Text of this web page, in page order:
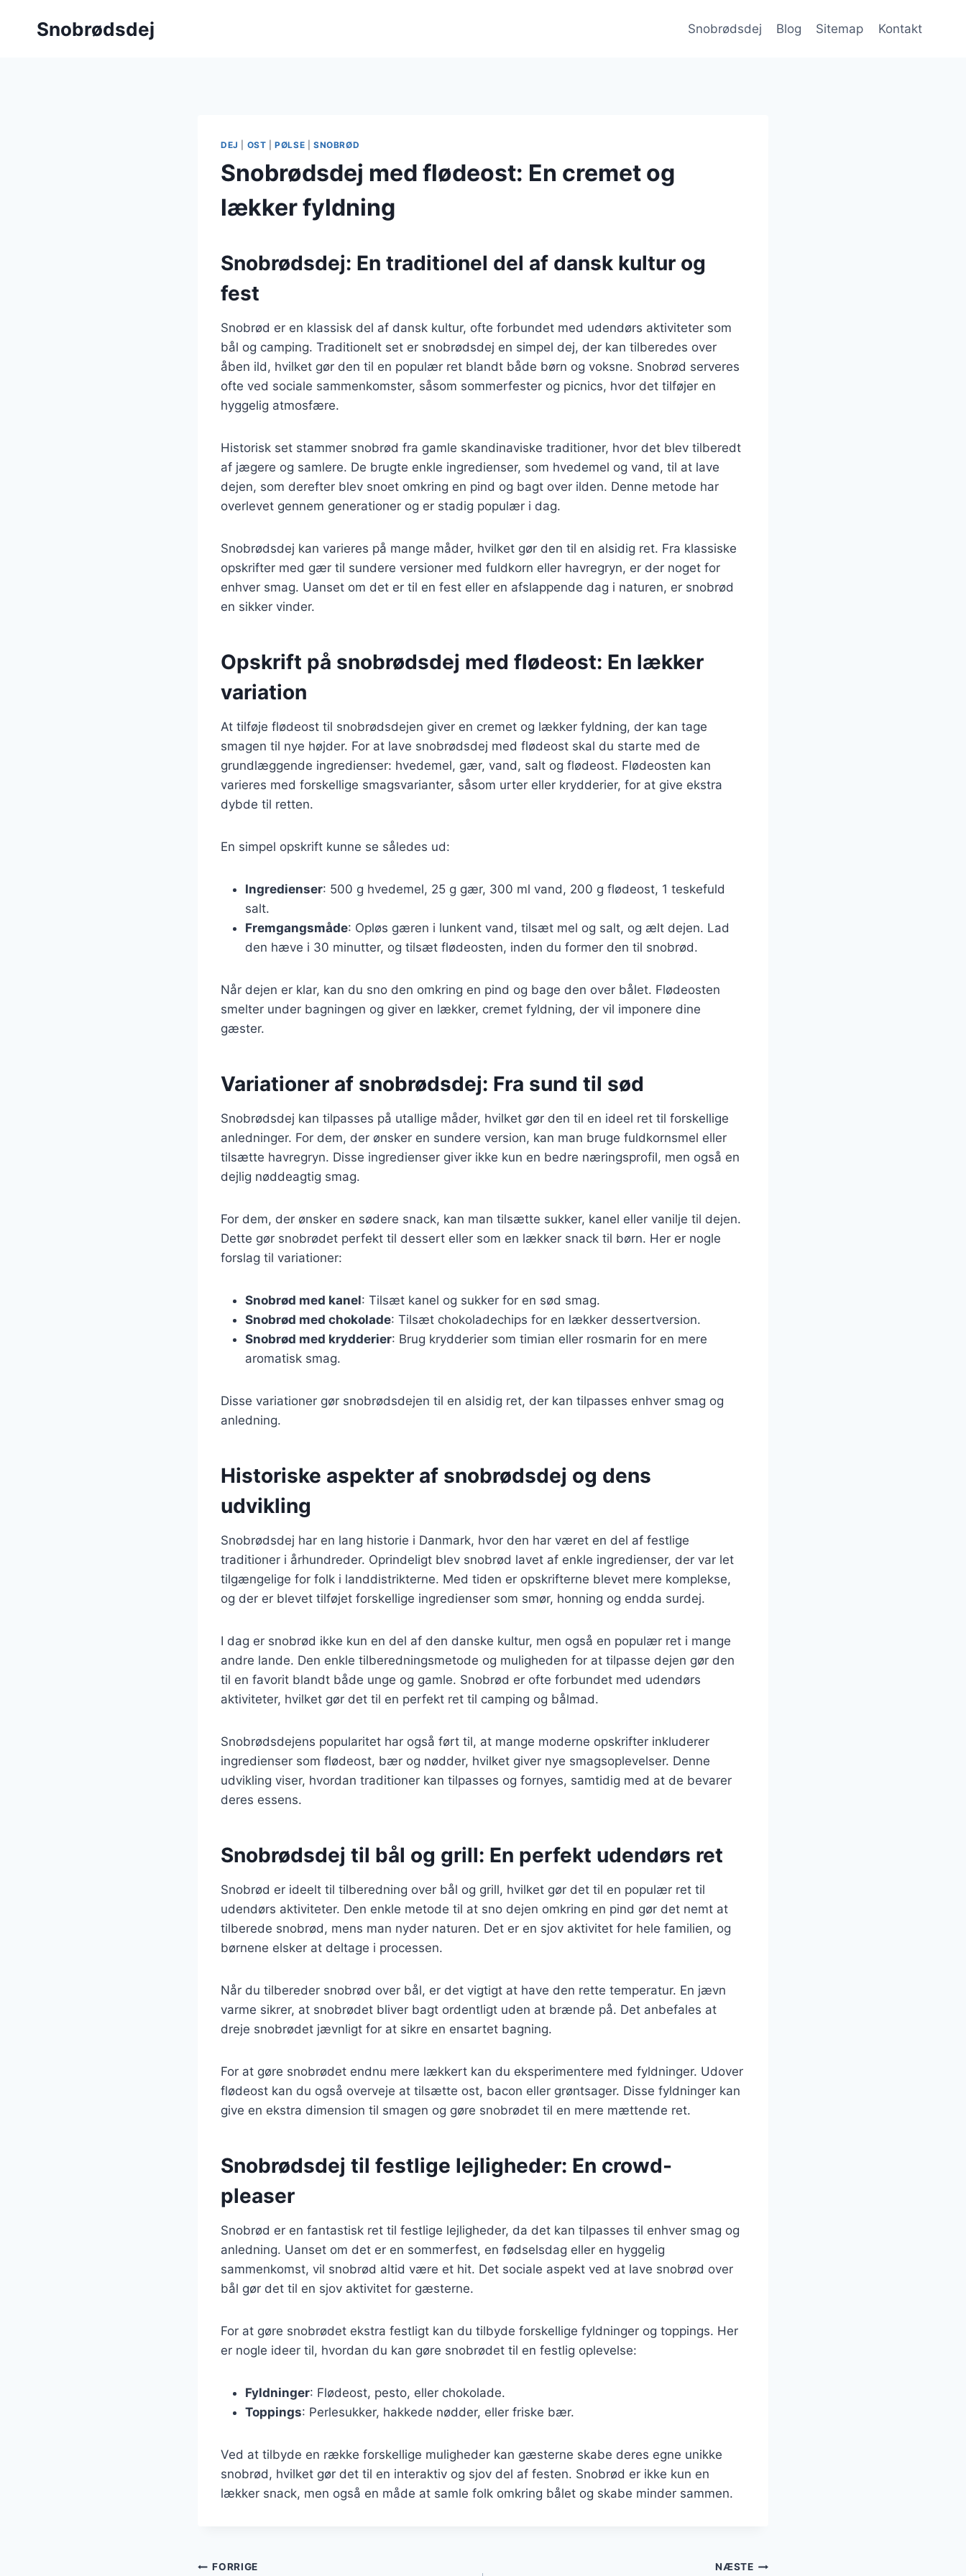
Snobrødsdej Snobrødsdej Blog Sitemap Kontakt
DEJ OST |PØLSE SNOBRØD
Snobrødsdej med flødeost: En cremet og
lækker fyldning
Snobrødsdej: En traditionel del af dansk kultur og
fest
Snobrød er en klassisk del af dansk kultur, ofte forbundet med udendørs aktiviteter som
bål og camping. Traditionelt set er snobrødsdej en simpel dej, der kan tilberedes over
åben ild, hvilket gør den til en populær ret blandt både børn og voksne. Snobrød serveres
ofte ved sociale sammenkomster, såsom sommerfester og picnics, hvor det tilføjer en
hyggelig atmosfære.
Historisk set stammer snobrød fra gamle skandinaviske traditioner, hvor det blev tilberedt
af jægere og samlere. De brugte enkle ingredienser, som hvedemel og vand, til at lave
dejen, som derefter blev snoet omkring en pind og bagt over ilden. Denne metode har
overlevet gennem generationer og er stadig populær i dag.
Snobrødsdej kan varieres på mange måder, hvilket gør den til en alsidig ret. Fra klassiske
opskrifter med gær til sundere versioner med fuldkorn eller havregryn, er der noget for
enhver smag. Uanset om det er til en fest eller en afslappende dag i naturen, er snobrød
en sikker vinder.
Opskrift på snobrødsdej med flødeost: En lækker
variation
At tilføje flødeost til snobrødsdejen giver en cremet og lækker fyldning, der kan tage
smagen til nye højder. For at lave snobrødsdej med flødeost skal du starte med de
grundlæggende ingredienser: hvedemel, gær, vand, salt og flødeost. Flødeosten kan
varieres med forskellige smagsvarianter, såsom urter eller krydderier, for at give ekstra
dybde til retten.
En simpel opskrift kunne se således ud:
Ingredienser: 500 g hvedemel, 25 g gær, 300 ml vand, 200 g flødeost, 1 teskefuld
salt.
Fremgangsmåde: Opløs gæren i lunkent vand, tilsæt mel og salt, og ælt dejen. Lad
den hæve i 30 minutter, og tilsæt flødeosten, inden du former den til snobrød.
Når dejen er klar, kan du sno den omkring en pind og bage den over bålet. Flødeosten
smelter under bagningen og giver en lækker, cremet fyldning, der vil imponere dine
gæster.
Variationer af snobrødsdej: Fra sund til sød
Snobrødsdej kan tilpasses på utallige måder, hvilket gør den til en ideel ret til forskellige
anledninger. For dem, der ønsker en sundere version, kan man bruge fuldkornsmel eller
tilsætte havregryn. Disse ingredienser giver ikke kun en bedre næringsprofil, men også en
dejlig nøddeagtig smag.
For dem, der ønsker en sødere snack, kan man tilsætte sukker, kanel eller vanilje til dejen.
Dette gør snobrødet perfekt til dessert eller som en lækker snack til børn. Her er nogle
forslag til variationer:
Snobrød med kanel: Tilsæt kanel og sukker for en sød smag.
Snobrød med chokolade: Tilsæt chokoladechips for en lækker dessertversion.
Snobrød med krydderier: Brug krydderier som timian eller rosmarin for en mere
aromatisk smag.
Disse variationer gør snobrødsdejen til en alsidig ret, der kan tilpasses enhver smag og
anledning.
Historiske aspekter af snobrødsdej og dens
udvikling
Snobrødsdej har en lang historie i Danmark, hvor den har været en del af festlige
traditioner i århundreder. Oprindeligt blev snobrød lavet af enkle ingredienser, der var let
tilgængelige for folk i landdistrikterne. Med tiden er opskrifterne blevet mere komplekse,
og der er blevet tilføjet forskellige ingredienser som smør, honning og endda surdej.
I dag er snobrød ikke kun en del af den danske kultur, men også en populær ret i mange
andre lande. Den enkle tilberedningsmetode og muligheden for at tilpasse dejen gør den
til en favorit blandt både unge og gamle. Snobrød er ofte forbundet med udendørs
aktiviteter, hvilket gør det til en perfekt ret til camping og bålmad.
Snobrødsdejens popularitet har også ført til, at mange moderne opskrifter inkluderer
ingredienser som flødeost, bær og nødder, hvilket giver nye smagsoplevelser. Denne
udvikling viser, hvordan traditioner kan tilpasses og fornyes, samtidig med at de bevarer
deres essens.
Snobrødsdej til bål og grill: En perfekt udendørs ret
Snobrød er ideelt til tilberedning over bål og grill, hvilket gør det til en populær ret til
udendørs aktiviteter. Den enkle metode til at sno dejen omkring en pind gør det nemt at
tilberede snobrød, mens man nyder naturen. Det er en sjov aktivitet for hele familien, og
børnene elsker at deltage i processen.
Når du tilbereder snobrød over bål, er det vigtigt at have den rette temperatur. En jævn
varme sikrer, at snobrødet bliver bagt ordentligt uden at brænde på. Det anbefales at
dreje snobrødet jævnligt for at sikre en ensartet bagning.
For at gøre snobrødet endnu mere lækkert kan du eksperimentere med fyldninger. Udover
flødeost kan du også overveje at tilsætte ost, bacon eller grøntsager. Disse fyldninger kan
give en ekstra dimension til smagen og gøre snobrødet til en mere mættende ret.
Snobrødsdej til festlige lejligheder: En crowd-
pleaser
Snobrød er en fantastisk ret til festlige lejligheder, da det kan tilpasses til enhver smag og
anledning. Uanset om det er en sommerfest, en fødselsdag eller en hyggelig
sammenkomst, vil snobrød altid være et hit. Det sociale aspekt ved at lave snobrød over
bål gør det til en sjov aktivitet for gæsterne.
For at gøre snobrødet ekstra festligt kan du tilbyde forskellige fyldninger og toppings. Her
er nogle ideer til, hvordan du kan gøre snobrødet til en festlig oplevelse:
Fyldninger: Flødeost, pesto, eller chokolade.
Toppings: Perlesukker, hakkede nødder, eller friske bær.
Ved at tilbyde en række forskellige muligheder kan gæsterne skabe deres egne unikke
snobrød, hvilket gør det til en interaktiv og sjov del af festen. Snobrød er ikke kun en
lækker snack, men også en måde at samle folk omkring bålet og skabe minder sammen.
FORRIGE NÆSTE